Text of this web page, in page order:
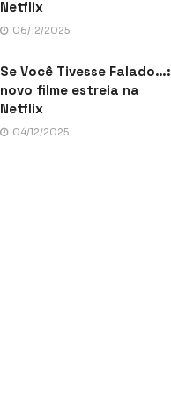
Netflix
06/12/2025
Se Você Tivesse Falado…:
novo filme estreia na
Netflix
04/12/2025